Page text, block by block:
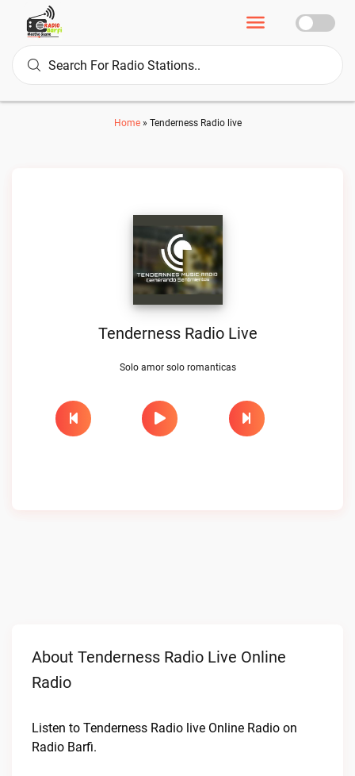
Home» Tenderness Radio live
Tenderness Radio Live
Solo amor solo romanticas
About Tenderness Radio Live Online
Radio
Listen to Tenderness Radio live Online Radio on
Radio Barfi.